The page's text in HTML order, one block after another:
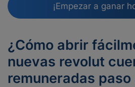
¡Empezar a ganar
¿Cómo abrir
nuevas revolut
remuneradas paso